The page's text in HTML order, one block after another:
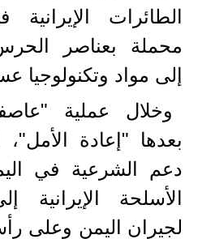
الطائرات
محملة بعناصر
إلى مواد وتكنولوجيا
وخلال عملية
بعدها "إعادة
دعم الشرعية في
الأسلحة الإيرانية
لجيران اليمن وعلى